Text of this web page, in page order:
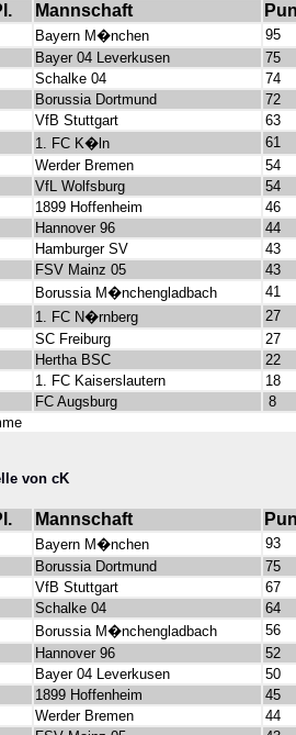
Mannschaft
Bayern M�nchen
95
Bayer 04 Leverkusen
75
Schalke 04
74
Borussia Dortmund
72
VfB Stuttgart
63
1. FC K�ln
61
Werder Bremen
54
VfL Wolfsburg
54
1899 Hoffenheim
46
Hannover 96
44
Hamburger SV
43
FSV Mainz 05
43
Borussia M�nchengladbach
41
1. FC N�rnberg
27
SC Freiburg
27
Hertha BSC
22
1. FC Kaiserslautern
18
FC Augsburg
8
von cK
Mannschaft
Bayern M�nchen
93
Borussia Dortmund
75
VfB Stuttgart
67
Schalke 04
64
Borussia M�nchengladbach
56
Hannover 96
52
Bayer 04 Leverkusen
50
1899 Hoffenheim
45
Werder Bremen
44